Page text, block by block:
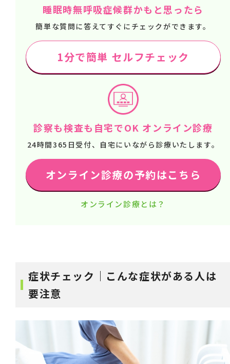
睡眠時無呼吸症候群かもと思ったら
簡単な質問に答えてすぐにチェックができます。
1分で簡単 セルフチェック
診察も検査も自宅でOK オンライン診療
24時間365日受付、自宅にいながら診療いたします。
オンライン診療の予約はこちら
オンライン診療とは？
症状チェック｜こんな症状がある人は
要注意